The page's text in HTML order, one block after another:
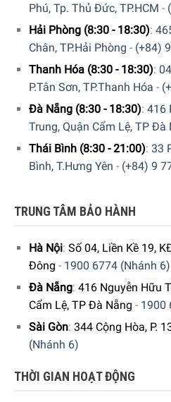
trường với lớp hiệu quả
Không dành cho sử dụng
nhưng rất
Phú, Tp. Thủ Đức, TP.HCM -
Hải Phòng (8:30 - 18:30):
Chân, TP.Hải Phòng - (+84)
Thanh Hóa (8:30 - 18:30):
P.Tân Sơn, TP.Thanh Hóa -
Đà Nẵng (8:30 - 18:30): 416
Trung, Quận Cẩm Lệ, TP Đà
Thái Bình (8:30 - 21:00): 33
Bình, T.Hưng Yên - (+84) 9
TRUNG TÂM BẢO HÀNH
Hà Nội: Số 04, Liền Kề 19,
Đông - 1900 6774 (Nhánh 6)
Đà Nẵng: 416 Nguyễn Hữu
Cẩm Lệ, TP Đà Nẵng - 1900
Sài Gòn: 344 Cộng Hòa, P.
(Nhánh 6)
THỜI GIAN HOẠT ĐỘNG